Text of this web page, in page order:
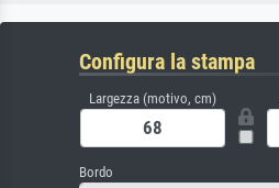
Configura la stampa
Largezza (motivo, cm)
Bordo